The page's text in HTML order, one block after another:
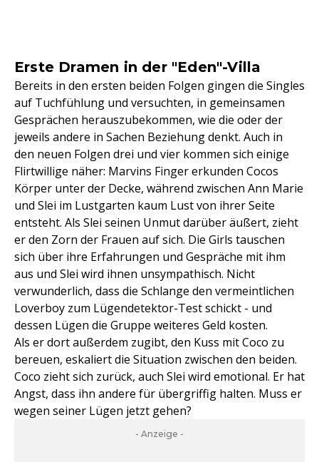
Erste Dramen in der "Eden"-Villa
Bereits in den ersten beiden Folgen gingen die Singles
auf Tuchfühlung und versuchten, in gemeinsamen
Gesprächen herauszubekommen, wie die oder der
jeweils andere in Sachen Beziehung denkt. Auch in
den neuen Folgen drei und vier kommen sich einige
Flirtwillige näher: Marvins Finger erkunden Cocos
Körper unter der Decke, während zwischen Ann Marie
und Slei im Lustgarten kaum Lust von ihrer Seite
entsteht. Als Slei seinen Unmut darüber äußert, zieht
er den Zorn der Frauen auf sich. Die Girls tauschen
sich über ihre Erfahrungen und Gespräche mit ihm
aus und Slei wird ihnen unsympathisch. Nicht
verwunderlich, dass die Schlange den vermeintlichen
Loverboy zum Lügendetektor-Test schickt - und
dessen Lügen die Gruppe weiteres Geld kosten.
Als er dort außerdem zugibt, den Kuss mit Coco zu
bereuen, eskaliert die Situation zwischen den beiden.
Coco zieht sich zurück, auch Slei wird emotional. Er hat
Angst, dass ihn andere für übergriffig halten. Muss er
wegen seiner Lügen jetzt gehen?
- Anzeige -